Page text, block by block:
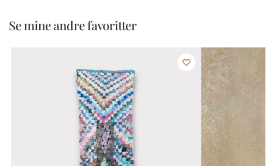
Se mine andre favoritter